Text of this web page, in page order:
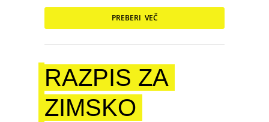
PREBERI VEČ
RAZPIS ZA
ZIMSKO